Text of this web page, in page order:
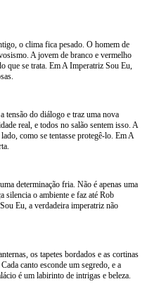
o clima fica pesado. O homem de
A jovem de branco e vermelho
que se trata. Em A Imperatriz Sou Eu,
tensão do diálogo e traz uma nova
real, e todos no salão sentem isso. A
como se tentasse protegê-lo. Em A
determinação fria. Não é apenas uma
silencia o ambiente e faz até Rob
Eu, a verdadeira imperatriz não
os tapetes bordados e as cortinas
canto esconde um segredo, e a
é um labirinto de intrigas e beleza.